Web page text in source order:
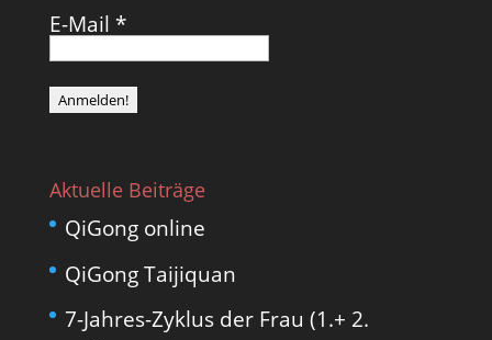
E-Mail *
Aktuelle Beiträge
QiGong online
QiGong Taijiquan
7-Jahres-Zyklus der Frau (1.+ 2.